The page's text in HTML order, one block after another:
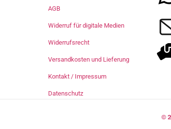
AGB
Widerruf für digitale Medien
Widerrufsrecht
Versandkosten und Lieferung
Kontakt / Impressum
Datenschutz
©